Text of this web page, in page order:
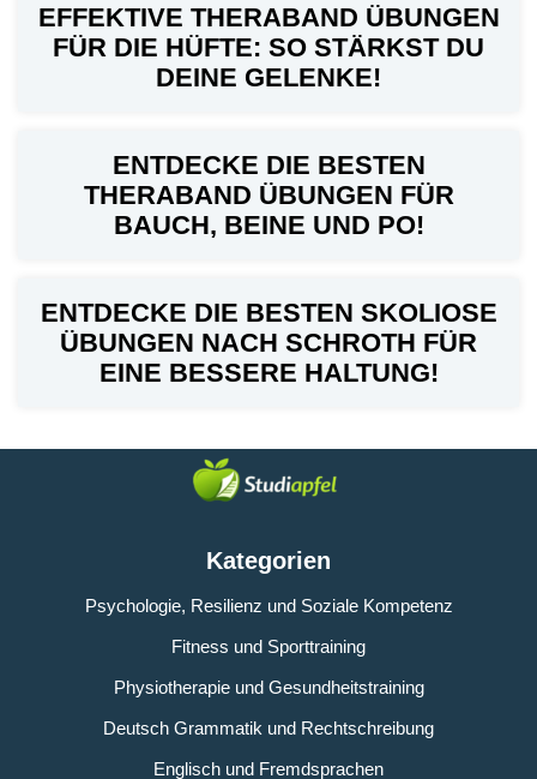
EFFEKTIVE THERABAND ÜBUNGEN
FÜR DIE HÜFTE: SO STÄRKST DU
DEINE GELENKE!
ENTDECKE DIE BESTEN
THERABAND ÜBUNGEN FÜR
BAUCH, BEINE UND PO!
ENTDECKE DIE BESTEN SKOLIOSE
ÜBUNGEN NACH SCHROTH FÜR
EINE BESSERE HALTUNG!
Kategorien
Psychologie, Resilienz und Soziale Kompetenz
Fitness und Sporttraining
Physiotherapie und Gesundheitstraining
Deutsch Grammatik und Rechtschreibung
Englisch und Fremdsprachen